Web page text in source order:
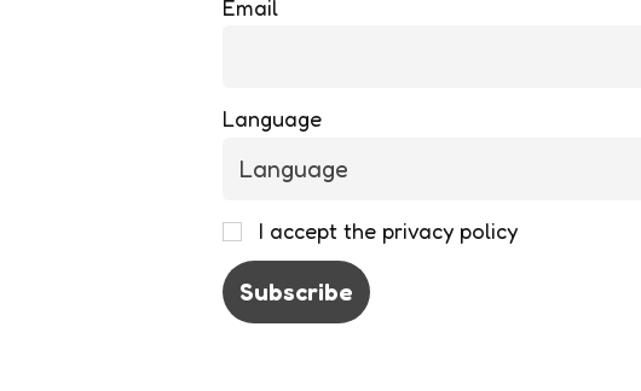
Email
Language
I accept the privacy policy